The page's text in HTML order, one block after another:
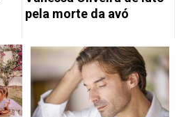
pela morte da avó